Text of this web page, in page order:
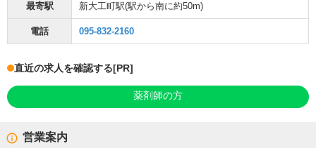
最寄駅 新大工町駅(駅から南に約50m)
電話 095-832-2160
直近の求人を確認する[PR]
薬剤師の方
営業案内